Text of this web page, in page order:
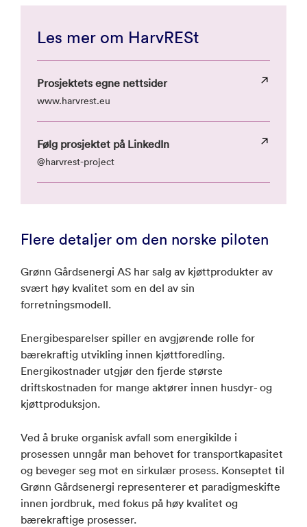
Les mer om HarvRESt
Prosjektets egne nettsider
www.harvrest.eu
Følg prosjektet på LinkedIn
@harvrest-project
Flere detaljer om den norske piloten
Grønn Gårdsenergi AS har salg av kjøttprodukter av
svært høy kvalitet som en del av sin
forretningsmodell.
Energibesparelser spiller en avgjørende rolle for
bærekraftig utvikling innen kjøttforedling.
Energikostnader utgjør den fjerde største
driftskostnaden for mange aktører innen husdyr- og
kjøttproduksjon.
Ved å bruke organisk avfall som energikilde i
prosessen unngår man behovet for transportkapasitet
og beveger seg mot en sirkulær prosess. Konseptet til
Grønn Gårdsenergi representerer et paradigmeskifte
innen jordbruk, med fokus på høy kvalitet og
bærekraftige prosesser.